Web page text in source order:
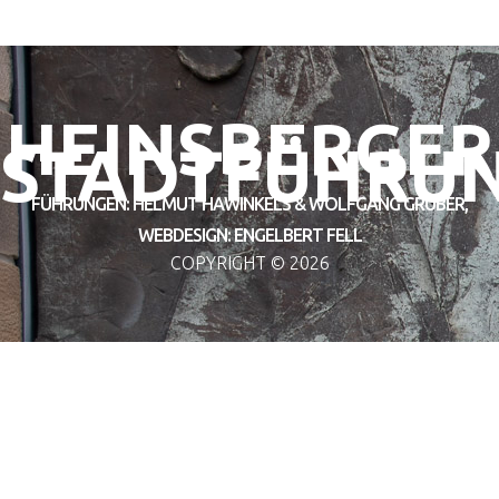
HEINSBERGER
FÜHRUNGEN: HELMUT HAWINKELS & WOLFGANG GRUBER,
WEBDESIGN: ENGELBERT FELL
COPYRIGHT © 2026